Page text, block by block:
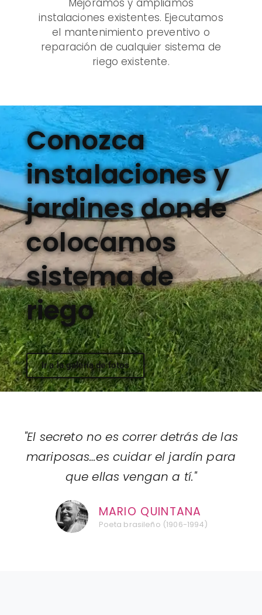
Mejoramos y ampliamos
instalaciones existentes. Ejecutamos
el mantenimiento preventivo o
reparación de cualquier sistema de
riego existente.
Conozca
instalaciones y
jardines donde
colocamos
sistema de
riego
Ir a la galería de fotos
"El secreto no es correr detrás de las
mariposas…es cuidar el jardín para
que ellas vengan a tí."
MARIO QUINTANA
Poeta brasileño (1906-1994)